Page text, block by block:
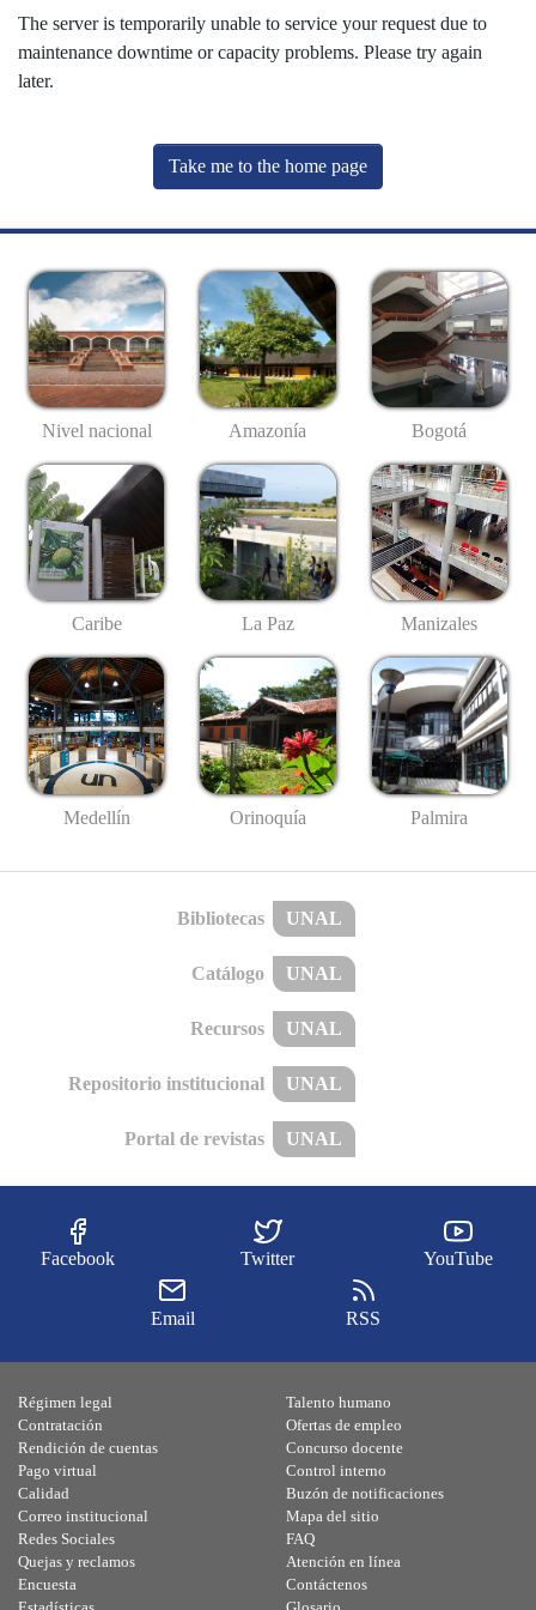
The server is temporarily unable to service your request due to
maintenance downtime or capacity problems. Please try again
later.
Take me to the home page
Nivel nacional Amazonía Bogotá
Caribe La Paz Manizales
Medellín Orinoquía Palmira
Bibliotecas UNAL
Catálogo UNAL
Recursos UNAL
Repositorio institucional UNAL
Portal de revistas UNAL
Facebook Twitter YouTube
Email RSS
Régimen legal
Contratación
Rendición de cuentas
Pago virtual
Calidad
Talento humano
Ofertas de empleo
Concurso docente
Control interno
Buzón de notificaciones
Correo institucional
Redes Sociales
Quejas y reclamos
Encuesta
Mapa del sitio
FAQ
Atención en línea
Contáctenos